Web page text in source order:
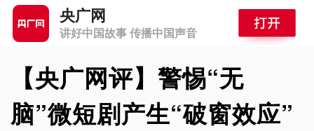
央广网
讲好中国故事 传播中国声音
【央广网评】警惕“无
脑”微短剧产生“破窗效应”